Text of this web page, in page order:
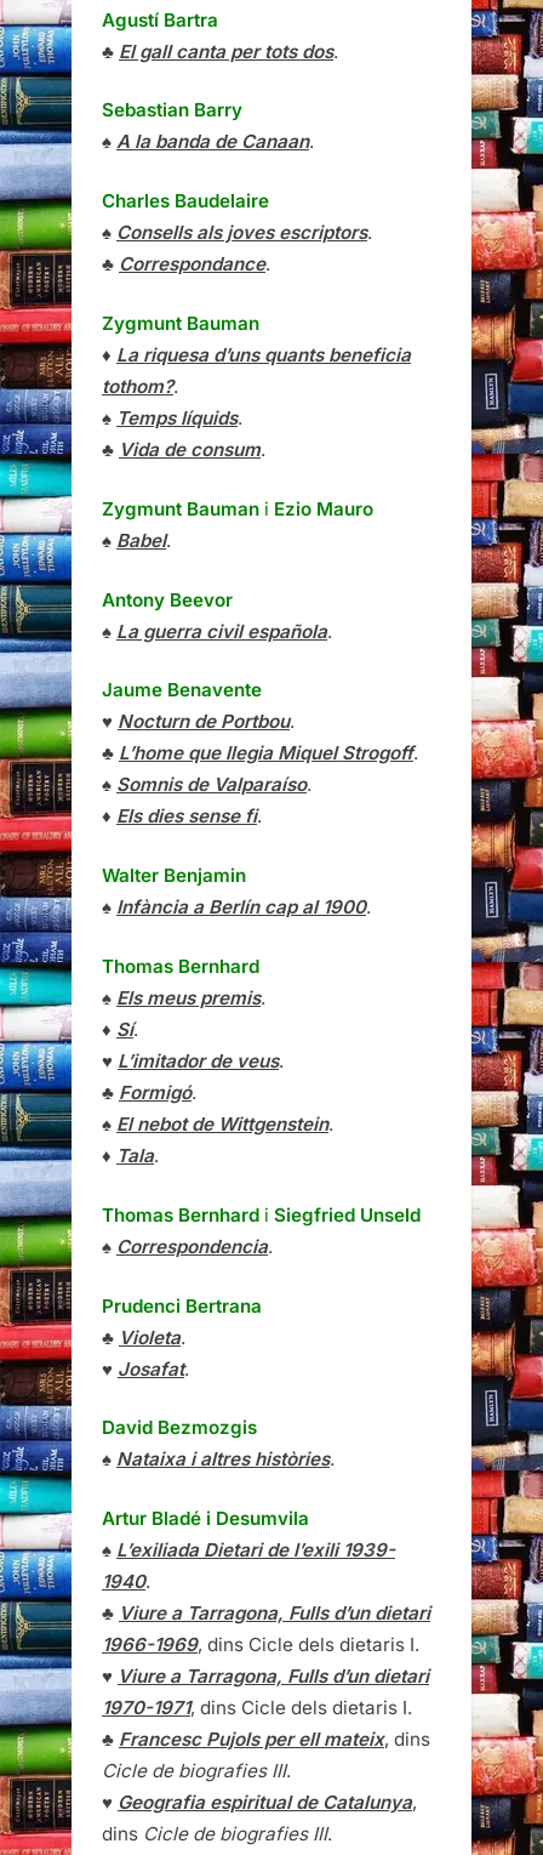
Agustí Bartra
♣ El gall canta per tots dos.
Sebastian Barry
♠ A la banda de Canaan.
Charles Baudelaire
♠ Consells als joves escriptors.
♣ Correspondance.
Zygmunt Bauman
♦ La riquesa d’uns quants beneficia
tothom?.
♠ Temps líquids.
♣ Vida de consum.
Zygmunt Bauman i Ezio Mauro
♠ Babel.
Antony Beevor
♠ La guerra civil española.
Jaume Benavente
♥ Nocturn de Portbou.
♣ L’home que llegia Miquel Strogoff.
♠ Somnis de Valparaíso.
♦ Els dies sense fi.
Walter Benjamin
♠ Infància a Berlín cap al 1900.
Thomas Bernhard
♠ Els meus premis.
♦ Sí.
♥ L’imitador de veus.
♣ Formigó.
♠ El nebot de Wittgenstein.
♦ Tala.
Thomas Bernhard i Siegfried Unseld
♠ Correspondencia.
Prudenci Bertrana
♣ Violeta.
♥ Josafat.
David Bezmozgis
♠ Nataixa i altres històries.
Artur Bladé i Desumvila
♠ L’exiliada Dietari de l’exili 1939-
1940.
♣ Viure a Tarragona, Fulls d’un dietari
1966-1969, dins Cicle dels dietaris I.
♥ Viure a Tarragona, Fulls d’un dietari
1970-1971, dins Cicle dels dietaris I.
♣ Francesc Pujols per ell mateix, dins
Cicle de biografies III.
♥ Geografia espiritual de Catalunya,
dins Cicle de biografies III.